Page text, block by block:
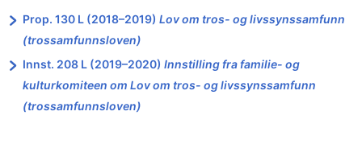
Prop. 130 L (2018–2019)Lov om tros- og livssynssamfunn
(trossamfunnsloven)
Innst. 208 L (2019–2020)Innstilling fra familie- og
kulturkomiteen om Lov om tros- og livssynssamfunn
(trossamfunnsloven)